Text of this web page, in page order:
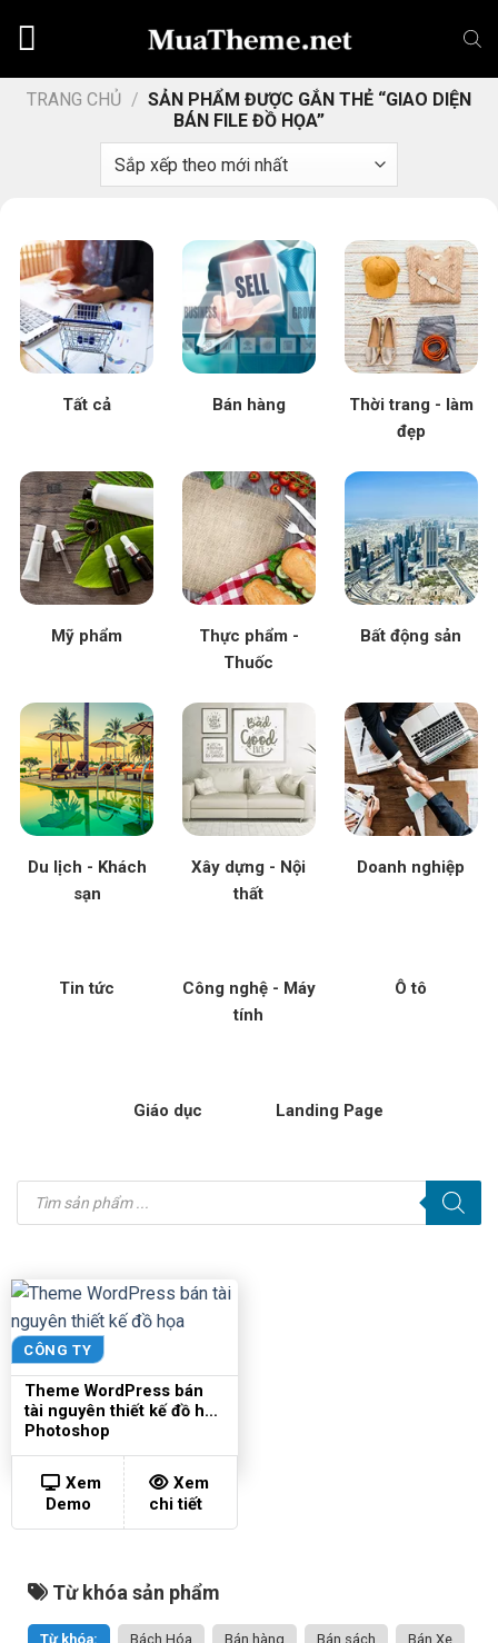
dungTRANG CHỦ / SẢN PHẨM ĐƯỢC GẮN THẺ “GIAO DIỆN
BÁN FILE ĐỒ HỌA”
Tất cả Bán hàng
Thời trang - làm
đẹp
Mỹ phẩm
Thực phẩm -
Thuốc
Bất động sản
Du lịch - Khách
sạn
Xây dựng - Nội
thất
Doanh nghiệp
Tin tức
Công nghệ - Máy
tính
Ô tô
Giáo dục Landing Page
Tìm
kiếm
sản
CÔNG TY
Theme WordPress bán
tài nguyên thiết kế đồ họa
Photoshop
Xem
Demo
Xem
chi tiết
Từ khóa sản phẩm
Từ khóa: Bách Hóa Bán hàng Bán sách Bán Xe